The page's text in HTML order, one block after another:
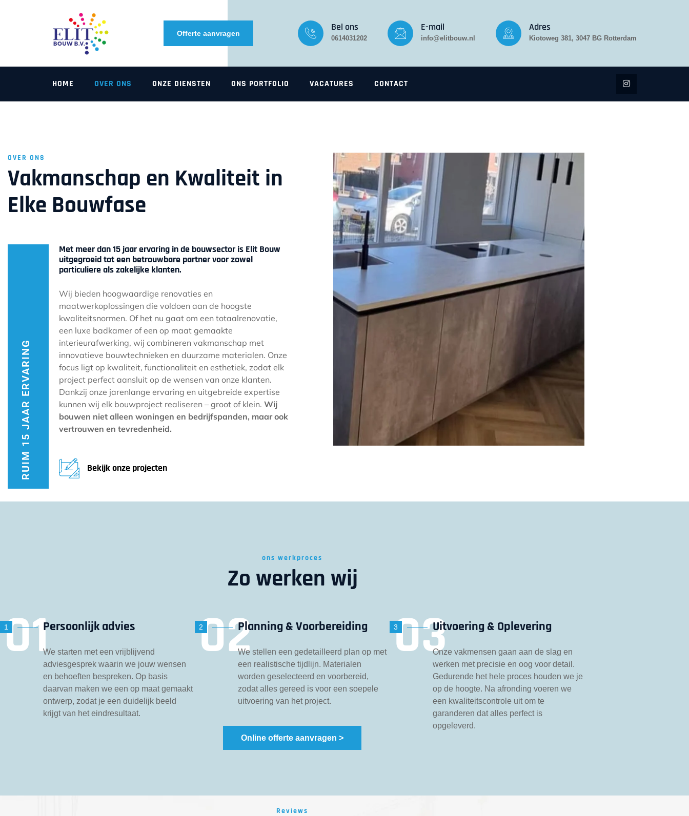
Offerte aanvragen
Bel ons
0614031202
E-mail
info@elitbouw.nl
Adres
Kiotoweg 381, 3047 BG Rotterdam
HOME OVER ONS ONZE DIENSTEN ONS PORTFOLIO VACATURES CONTACT
OVER ONS
Vakmanschap en Kwaliteit in
Elke Bouwfase
Met meer dan 15 jaar ervaring in de bouwsector is Elit Bouw
uitgegroeid tot een betrouwbare partner voor zowel
particuliere als zakelijke klanten.
Wij bieden hoogwaardige renovaties en
maatwerkoplossingen die voldoen aan de hoogste
kwaliteitsnormen. Of het nu gaat om een totaalrenovatie,
een luxe badkamer of een op maat gemaakte
interieurafwerking, wij combineren vakmanschap met
innovatieve bouwtechnieken en duurzame materialen. Onze
focus ligt op kwaliteit, functionaliteit en esthetiek, zodat elk
project perfect aansluit op de wensen van onze klanten.
Dankzij onze jarenlange ervaring en uitgebreide expertise
kunnen wij elk bouwproject realiseren – groot of klein. Wij
bouwen niet alleen woningen en bedrijfspanden, maar ook
vertrouwen en tevredenheid.
Bekijk onze projecten
RUIM 15 JAAR ERVARING
ons werkproces
Zo werken wij
1 Persoonlijk advies
We starten met een vrijblijvend
adviesgesprek waarin we jouw wensen
en behoeften bespreken. Op basis
daarvan maken we een op maat gemaakt
ontwerp, zodat je een duidelijk beeld
krijgt van het eindresultaat.
2 Planning & Voorbereiding
We stellen een gedetailleerd plan op met
een realistische tijdlijn. Materialen
worden geselecteerd en voorbereid,
zodat alles gereed is voor een soepele
uitvoering van het project.
3 Uitvoering & Oplevering
Onze vakmensen gaan aan de slag en
werken met precisie en oog voor detail.
Gedurende het hele proces houden we je
op de hoogte. Na afronding voeren we
een kwaliteitscontrole uit om te
garanderen dat alles perfect is
opgeleverd.
Online offerte aanvragen >
Reviews